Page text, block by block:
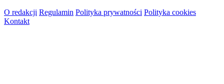
O redakcji Regulamin Polityka prywatności Polityka cookies
Kontakt